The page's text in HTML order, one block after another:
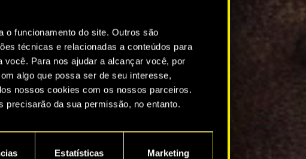
o funcionamento do site. Outros são
técnicas e relacionadas a conteúdos para
você. Para nos ajudar a alcançar você, por
algo que possa ser de seu interesse,
nossos cookies com os nossos parceiros.
precisarão da sua permissão, no entanto.
sobre o uso de cookies e poderá ajustar as
abaixo.
Estatísticas Marketing